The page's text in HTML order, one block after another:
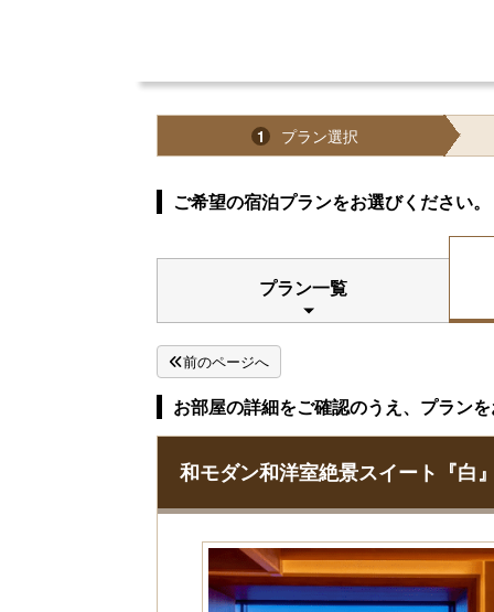
1 プラン選択
ご希望の宿泊プランをお選びください。
プラン一覧
前のページへ
お部屋の詳細をご確認のうえ、プラン
和モダン和洋室絶景スイート『白